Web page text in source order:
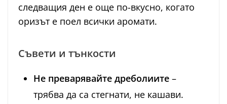
следващия ден е още по-вкусно, когато
оризът е поел всички аромати.
Съвети и тънкости
Не преварявайте дреболиите –
трябва да са стегнати, не кашави.